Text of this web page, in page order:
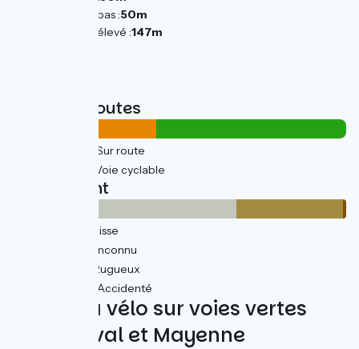
Point le plus bas :50m
Point le plus élevé :147m
Types de routes
(43%) Sur route
(57%) Voie cyclable
Revêtement
(22%) Lisse
(45%) Inconnu
(32%) Rugueux
(1%) Accidenté
Balade à vélo sur voies vertes
entre Laval et Mayenne